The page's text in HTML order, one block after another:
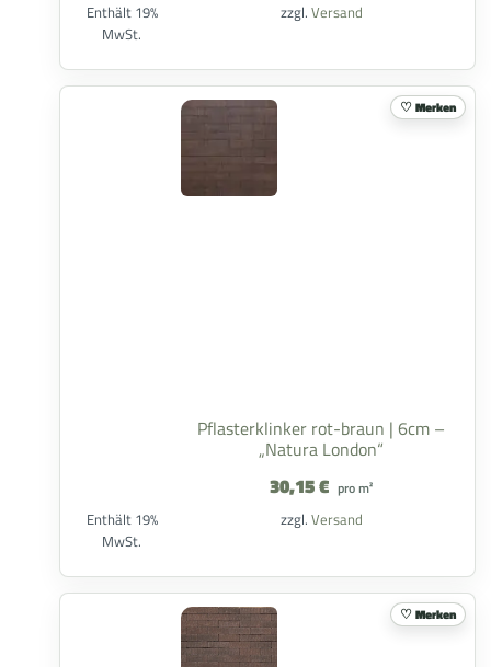
Enthält 19%
MwSt.
zzgl. Versand
Pflasterklinker rot-braun | 6cm –
„Natura London“
30,15€ pro m²
Enthält 19%
MwSt.
zzgl. Versand
Merken
Merken